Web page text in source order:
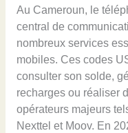
Au Cameroun, le
central de
nombreux services
mobiles. Ces codes
consulter son solde,
recharges ou réaliser
opérateurs majeurs
Nexttel et Moov. En